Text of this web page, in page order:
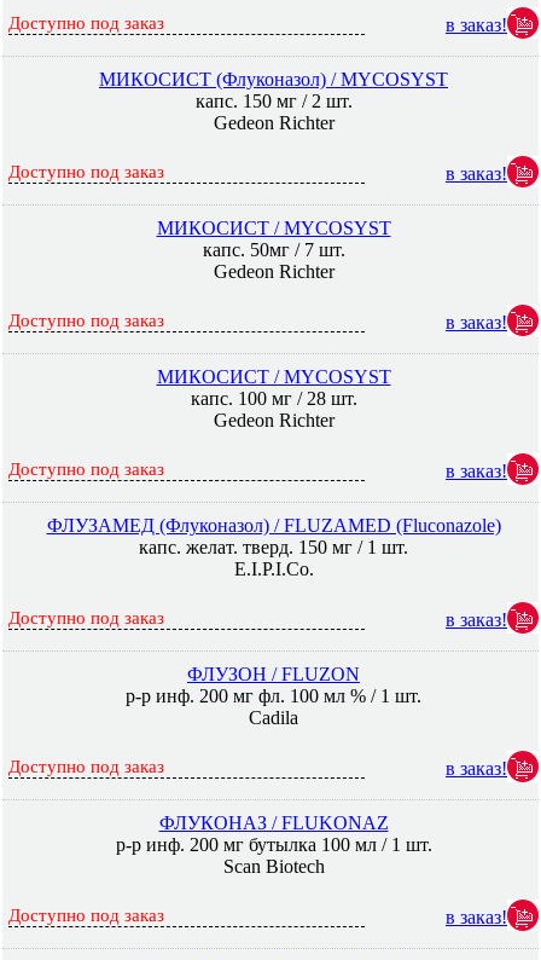
Доступно под заказ в заказ!
МИКОСИСТ (Флуконазол) / MYCOSYST
капс. 150 мг / 2 шт.
Gedeon Richter
Доступно под заказ в заказ!
МИКОСИСТ / MYCOSYST
капс. 50мг / 7 шт.
Gedeon Richter
Доступно под заказ в заказ!
МИКОСИСТ / MYCOSYST
капс. 100 мг / 28 шт.
Gedeon Richter
Доступно под заказ в заказ!
ФЛУЗАМЕД (Флуконазол) / FLUZAMED (Fluconazole)
капс. желат. тверд. 150 мг / 1 шт.
E.I.P.I.Co.
Доступно под заказ в заказ!
ФЛУЗОН / FLUZON
р-р инф. 200 мг фл. 100 мл % / 1 шт.
Cadila
Доступно под заказ в заказ!
ФЛУКОНАЗ / FLUKONAZ
р-р инф. 200 мг бутылка 100 мл / 1 шт.
Scan Biotech
Доступно под заказ в заказ!